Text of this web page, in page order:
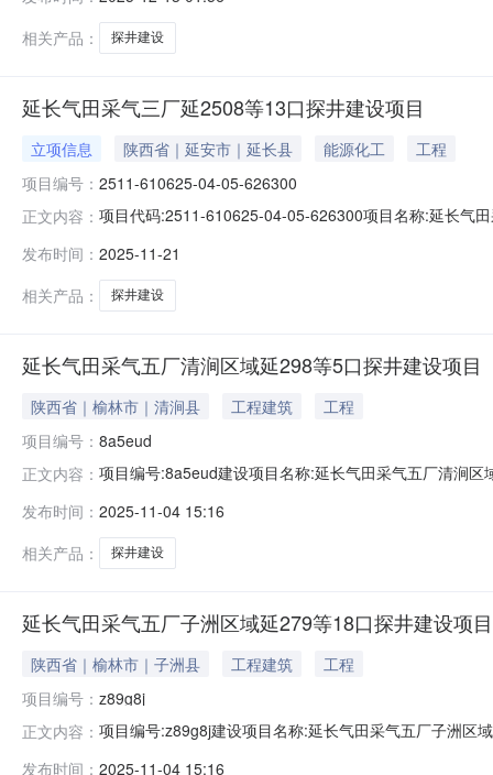
相关产品：
探井建设
延长气田采气三厂延2508等13口探井建设项目
立项信息 陕西省｜延安市｜延长县 能源化工
工程
项目编号： 2511-610625-04-05-626300
正文内容： 项目代码:2511-610625-04-05-626300项目名称:延长气
资:6500（万元）建设性质:新建计划开工时间:202512审
发布时间： 2025-11-21
相关产品：
探井建设
延长气田采气五厂清涧区域延298等5口探井建设项目
陕西省｜榆林市｜清涧县 工程建筑
工程
项目编号： 8a5eud
正文内容： 项目编号:8a5eud建设项目名称:延长气田采气五厂清涧
气五厂建设单位社会信用代码：91610623MAB38YT948
名称：陕西优创
发布时间： 2025-11-04 15:16
相关产品：
探井建设
延长气田采气五厂子洲区域延279等18口探井建设项目
陕西省｜榆林市｜子洲县 工程建筑
工程
项目编号： z89g8j
正文内容： 项目编号:z89g8j建设项目名称:延长气田采气五厂子洲区
发布时间： 2025-11-04 15:16